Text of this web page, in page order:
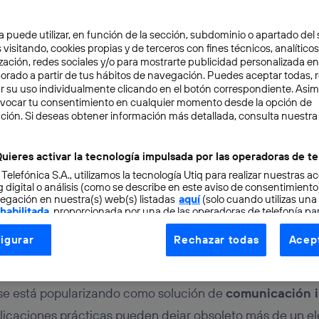
TECNOLOGÍA 3 min
un proyecto piloto
transporte público
está popularizando como solución de comunicación
prácticas pueden dejar obsoleto más de un
puede utilizar, en función de la sección, subdominio o apartado del
visitando, cookies propias y de terceros con fines técnicos,
redes sociales y/o para mostrarte publicidad personalizada
a partir de tus hábitos de navegación. Puedes aceptar todas,
su uso individualmente clicando en el botón correspondiente.
tu consentimiento en cualquier momento desde la opción de
Si deseas obtener información más detallada, consulta nuestra
activar la tecnología impulsada por las operadoras de
S.A., utilizamos la tecnología Utiq para realizar nuestras
digital o análisis (como se describe en este aviso de
en nuestra(s) web(s) listadas aquí(solo cuando utilizas una
, proporcionada por una de las operadoras de telefonía
consentimiento en cada página web).
Utiq está diseñada con la privacidad como prioridad
dirección IP y otra información de la cuenta de cliente de
la conexión que utilizas (p. ej., número de teléfono móvil).
Rechazar todas